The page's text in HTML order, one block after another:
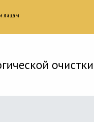
лицам
очистки